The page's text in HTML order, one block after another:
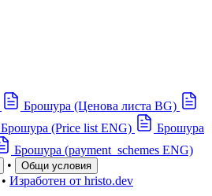
Брошура (Ценова листа BG)
Брошура (Price list ENG)
Брошура
Брошура (payment_schemes ENG)
• Общи условия
• Изработен от hristo.dev